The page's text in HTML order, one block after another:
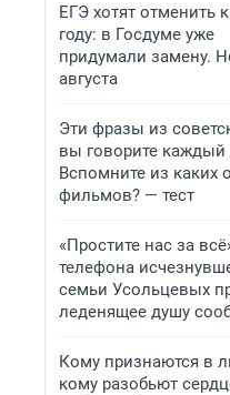
ЕГЭ хотят отменить
году: в Госдуме уже
придумали замену.
августа
Эти фразы из
вы говорите каждый
Вспомните из каких
фильмов? — тест
«Простите нас за
телефона
семьи Усольцевых
леденящее душу
Кому признаются в
кому разобьют